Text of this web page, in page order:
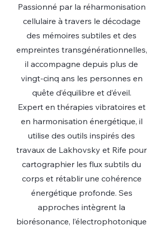
Passionné par la réharmonisation
cellulaire à travers le décodage
des mémoires subtiles et des
empreintes transgénérationnelles,
il accompagne depuis plus de
vingt-cinq ans les personnes en
quête d’équilibre et d’éveil.
Expert en thérapies vibratoires et
en harmonisation énergétique, il
utilise des outils inspirés des
travaux de Lakhovsky et Rife pour
cartographier les flux subtils du
corps et rétablir une cohérence
énergétique profonde. Ses
approches intègrent la
biorésonance, l’électrophotonique